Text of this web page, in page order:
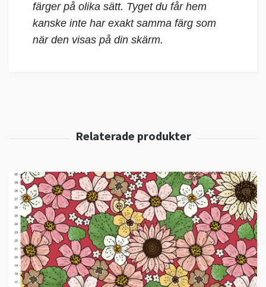
färger på olika sätt. Tyget du får hem
kanske inte har exakt samma färg som
när den visas på din skärm.